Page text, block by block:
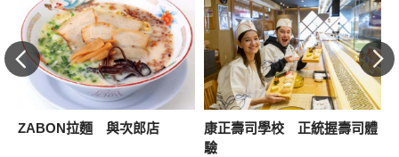
ZABON拉麵 與次郎店
康正壽司學校 正統握壽司體
驗